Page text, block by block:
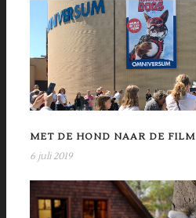
MET DE HOND NAAR DE FILM
6 juli 2019